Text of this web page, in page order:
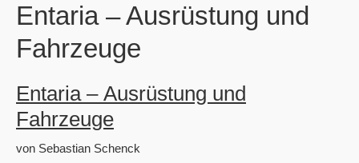
Entaria – Ausrüstung und
Fahrzeuge
Entaria – Ausrüstung und
Fahrzeuge
von Sebastian Schenck